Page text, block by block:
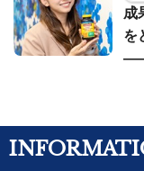
成
を